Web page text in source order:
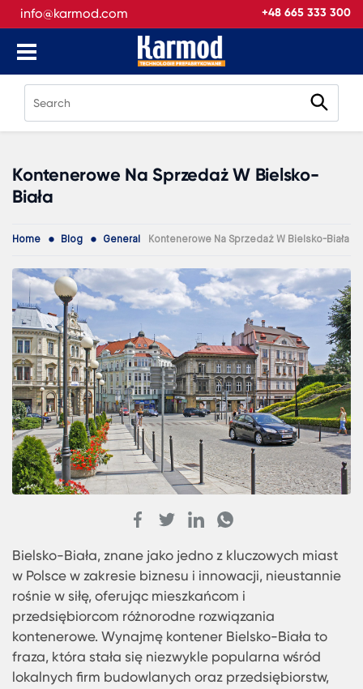
info@karmod.com +48 665 333 300
Kontenerowe Na Sprzedaż W Bielsko-
Biała
Home Blog General Kontenerowe Na Sprzedaż W Bielsko-Biała
Bielsko-Biała, znane jako jedno z kluczowych
w Polsce w zakresie biznesu i innowacji,
rośnie w siłę, oferując mieszkańcom i
przedsiębiorcom różnorodne rozwiązania